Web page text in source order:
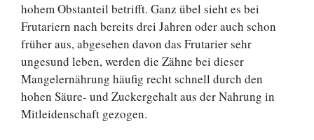
hohem Obstanteil betrifft. Ganz übel sieht es bei
Frutariern nach bereits drei Jahren oder auch schon
früher aus, abgesehen davon das Frutarier sehr
ungesund leben, werden die Zähne bei dieser
Mangelernährung häufig recht schnell durch den
hohen Säure- und Zuckergehalt aus der Nahrung in
Mitleidenschaft gezogen.